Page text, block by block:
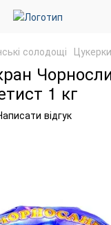
солодощі
1 кг
відгук